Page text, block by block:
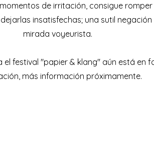
de irritación, consigue
insatisfechas; una sutil negación
mirada voyeurista.
el festival "papier & klang" aún está en
más información próximamente.